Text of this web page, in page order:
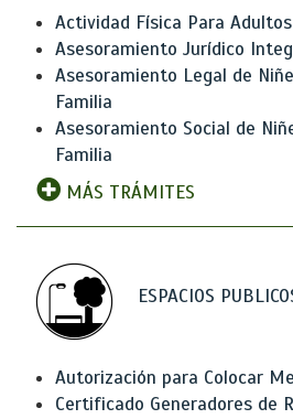
Actividad Física Para
Asesoramiento Jurídico
Asesoramiento Legal de
Familia
Asesoramiento Social de
Familia
MÁS TRÁMITES
ESPACIOS
Autorización para Colocar
Certificado Generadores de